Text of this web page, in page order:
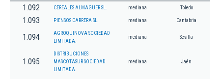
1.092 CEREALES ALMAGUER SL. mediana Toledo
1.093 PIENSOS CARRERA SL. mediana Cantabria
1.094
AGROQUINOVA SOCIEDAD
LIMITADA.
mediana Sevilla
1.095
DISTRIBUCIONES
MASCOTASUR SOCIEDAD
LIMITADA.
mediana Jaén